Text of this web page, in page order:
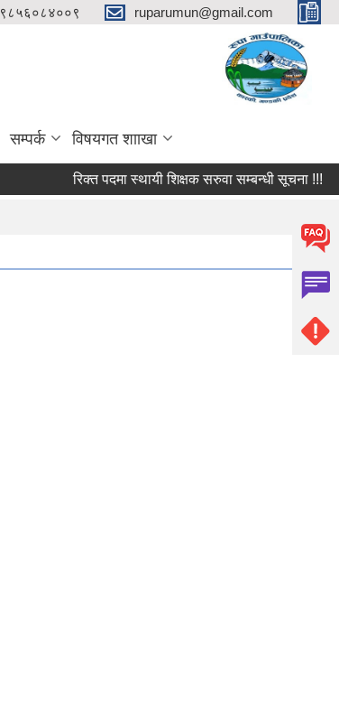
९८५६०८४००९ ruparumun@gmail.com
सम्पर्क विषयगत शााखा
रिक्त पदमा स्थायी शिक्षक सरुवा सम्बन्धी सूचना !!! फर्म